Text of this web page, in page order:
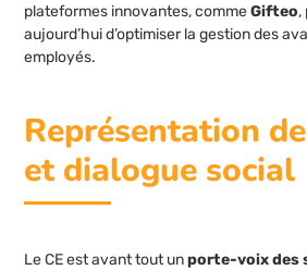
plateformes innovantes, commeGifteo,
aujourd’hui d’optimiser la gestion des
employés.
Représentation
et dialogue social
Le CE est avant tout unporte-voix des